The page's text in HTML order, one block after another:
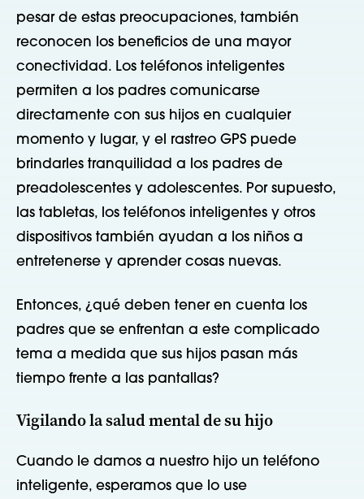
pesar de estas preocupaciones, también
reconocen los beneficios de una mayor
conectividad. Los teléfonos inteligentes
permiten a los padres comunicarse
directamente con sus hijos en cualquier
momento y lugar, y el rastreo GPS puede
brindarles tranquilidad a los padres de
preadolescentes y adolescentes. Por supuesto,
las tabletas, los teléfonos inteligentes y otros
dispositivos también ayudan a los niños a
entretenerse y aprender cosas nuevas.
Entonces, ¿qué deben tener en cuenta los
padres que se enfrentan a este complicado
tema a medida que sus hijos pasan más
tiempo frente a las pantallas?
Vigilando la salud mental de su hijo
Cuando le damos a nuestro hijo un teléfono
inteligente, esperamos que lo use